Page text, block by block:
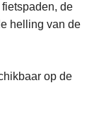
de
helling van de
op de